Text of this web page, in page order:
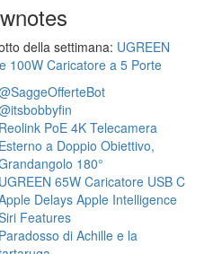
della settimana: UGREEN
100W Caricatore a 5 Porte
Reolink PoE 4K Telecamera
Esterno a Doppio Obiettivo,
180°
UGREEN 65W Caricatore USB C
Delays Apple Intelligence
Features
Paradosso di Achille e la